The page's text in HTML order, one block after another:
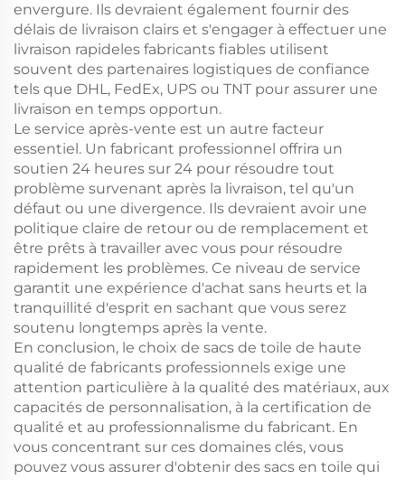
envergure. Ils devraient également fournir des
délais de livraison clairs et s'engager à effectuer une
livraison rapideles fabricants fiables utilisent
souvent des partenaires logistiques de confiance
tels que DHL, FedEx, UPS ou TNT pour assurer une
livraison en temps opportun.
Le service après-vente est un autre facteur
essentiel. Un fabricant professionnel offrira un
soutien 24 heures sur 24 pour résoudre tout
problème survenant après la livraison, tel qu'un
défaut ou une divergence. Ils devraient avoir une
politique claire de retour ou de remplacement et
être prêts à travailler avec vous pour résoudre
rapidement les problèmes. Ce niveau de service
garantit une expérience d'achat sans heurts et la
tranquillité d'esprit en sachant que vous serez
soutenu longtemps après la vente.
En conclusion, le choix de sacs de toile de haute
qualité de fabricants professionnels exige une
attention particulière à la qualité des matériaux, aux
capacités de personnalisation, à la certification de
qualité et au professionnalisme du fabricant. En
vous concentrant sur ces domaines clés, vous
pouvez vous assurer d'obtenir des sacs en toile qui